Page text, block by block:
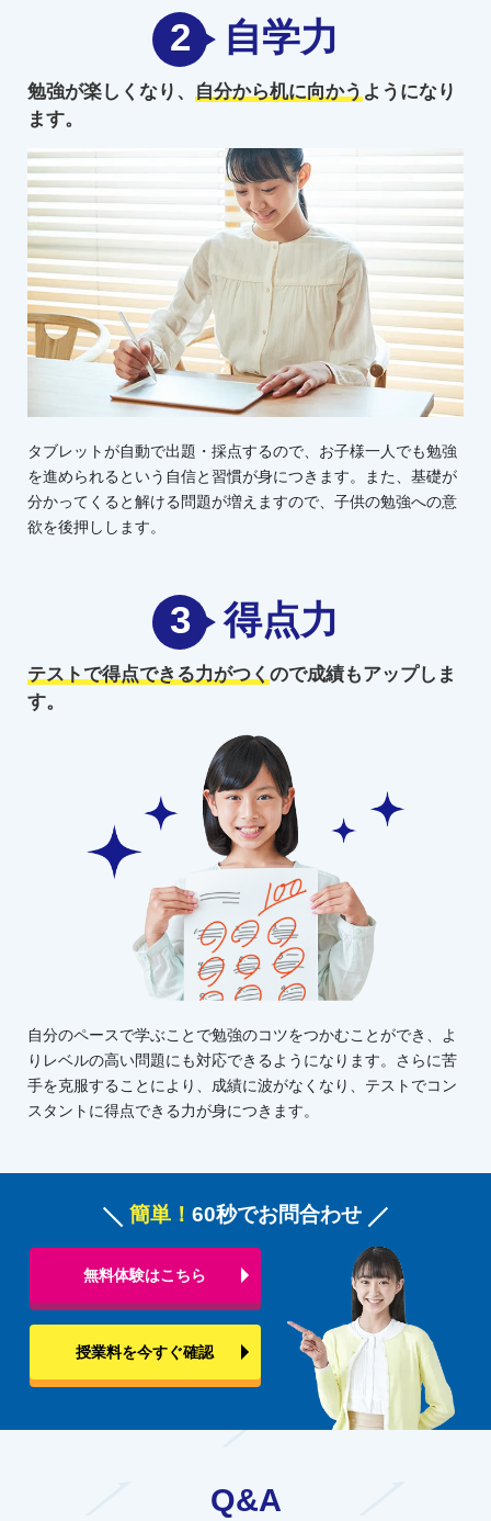
2 自学力
勉強が楽しくなり、 自分から机に向かうようになり
ます。
タブレットが自動で出題・採点するので、お子様一人でも勉強
を進められるという自信と習慣が身につきます。また、基礎が
分かってくると解ける問題が増えますので、子供の勉強への意
欲を後押しします。
3 得点力
テストで得点できる力がつくので成績もアップしま
す。
自分のペースで学ぶことで勉強のコツをつかむことができ、よ
りレベルの高い問題にも対応できるようになります。さらに苦
手を克服することにより、成績に波がなくなり、テストでコン
スタントに得点できる力が身につきます。
簡単！ 60秒でお問合わせ
無料体験はこちら
授業料を今すぐ確認
Q&A